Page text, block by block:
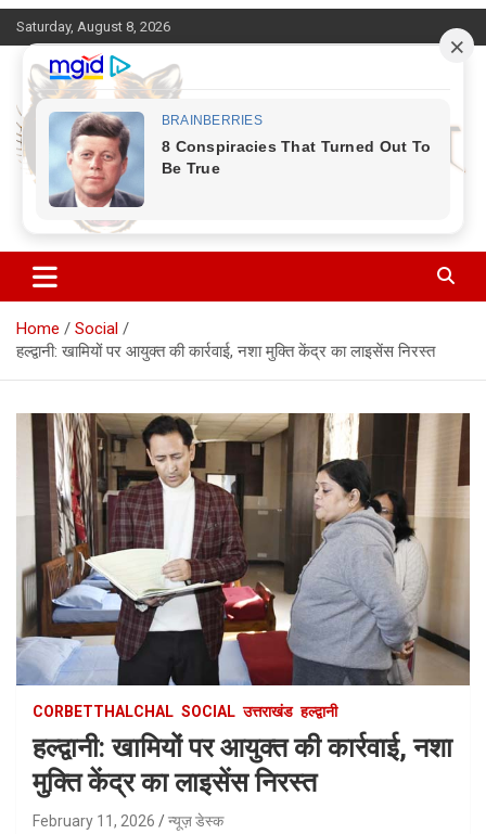
Skip
to
content
Saturday, August 8, 2026
Corbett Halchal (कॉर्बेट हलचल)
Home
Social
हल्द्वानी: खामियों पर आयुक्त की कार्रवाई, नशा मुक्ति केंद्र का लाइसेंस निरस्त
CORBETTHALCHAL SOCIAL उत्तराखंड हल्द्वानी
हल्द्वानी: खामियों पर आयुक्त की कार्रवाई, नशा
मुक्ति केंद्र का लाइसेंस निरस्त
February 11, 2026 न्यूज़ डेस्क